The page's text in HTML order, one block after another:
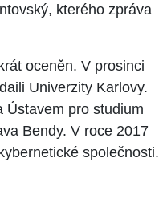
kterého zpráva
oceněn. V prosinci
Univerzity Karlovy.
Ústavem pro studium
Bendy. V roce 2017
společnosti.